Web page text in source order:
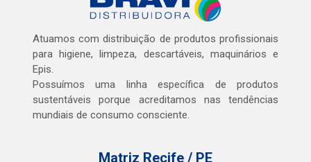
Atuamos com distribuição de produtos profissionais
para higiene, limpeza, descartáveis, maquinários e
Epis.
Possuímos uma linha específica de produtos
sustentáveis porque acreditamos nas tendências
mundiais de consumo consciente.
Matriz Recife / PE